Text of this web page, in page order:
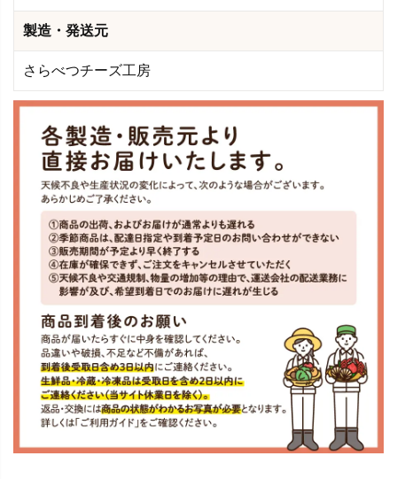
製造・発送元
さらべつチーズ工房